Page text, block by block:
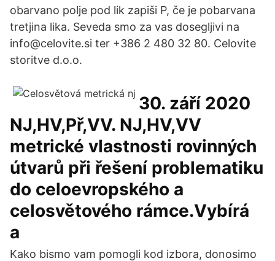
obarvano polje pod lik zapiši P, če je pobarvana
tretjina lika. Seveda smo za vas dosegljivi na
info@celovite.si ter +386 2 480 32 80. Celovite
storitve d.o.o.
30. září 2020
NJ,HV,Př,VV. NJ,HV,VV
metrické vlastnosti rovinných
útvarů při řešení problematiku
do celoevropského a
celosvětového rámce.Vybírá
a
Kako bismo vam pomogli kod izbora, donosimo